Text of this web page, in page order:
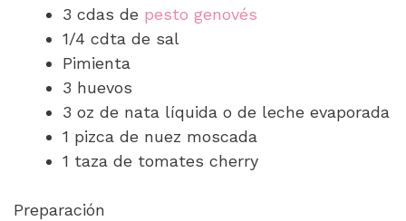
3 cdas de pesto genovés
1/4 cdta de sal
Pimienta
3 huevos
3 oz de nata líquida o de leche evaporada
1 pizca de nuez moscada
1 taza de tomates cherry
Preparación